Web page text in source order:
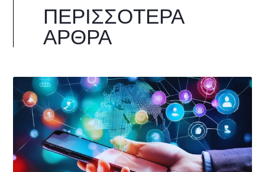
ΠΕΡΙΣΣΌΤΕΡΑ
ΆΡΘΡΑ